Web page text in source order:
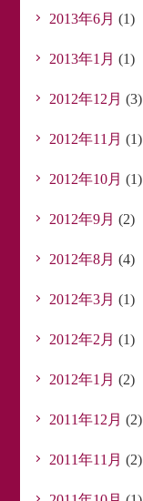
2013年6月 (1)
2013年1月 (1)
2012年12月 (3)
2012年11月 (1)
2012年10月 (1)
2012年9月 (2)
2012年8月 (4)
2012年3月 (1)
2012年2月 (1)
2012年1月 (2)
2011年12月 (2)
2011年11月 (2)